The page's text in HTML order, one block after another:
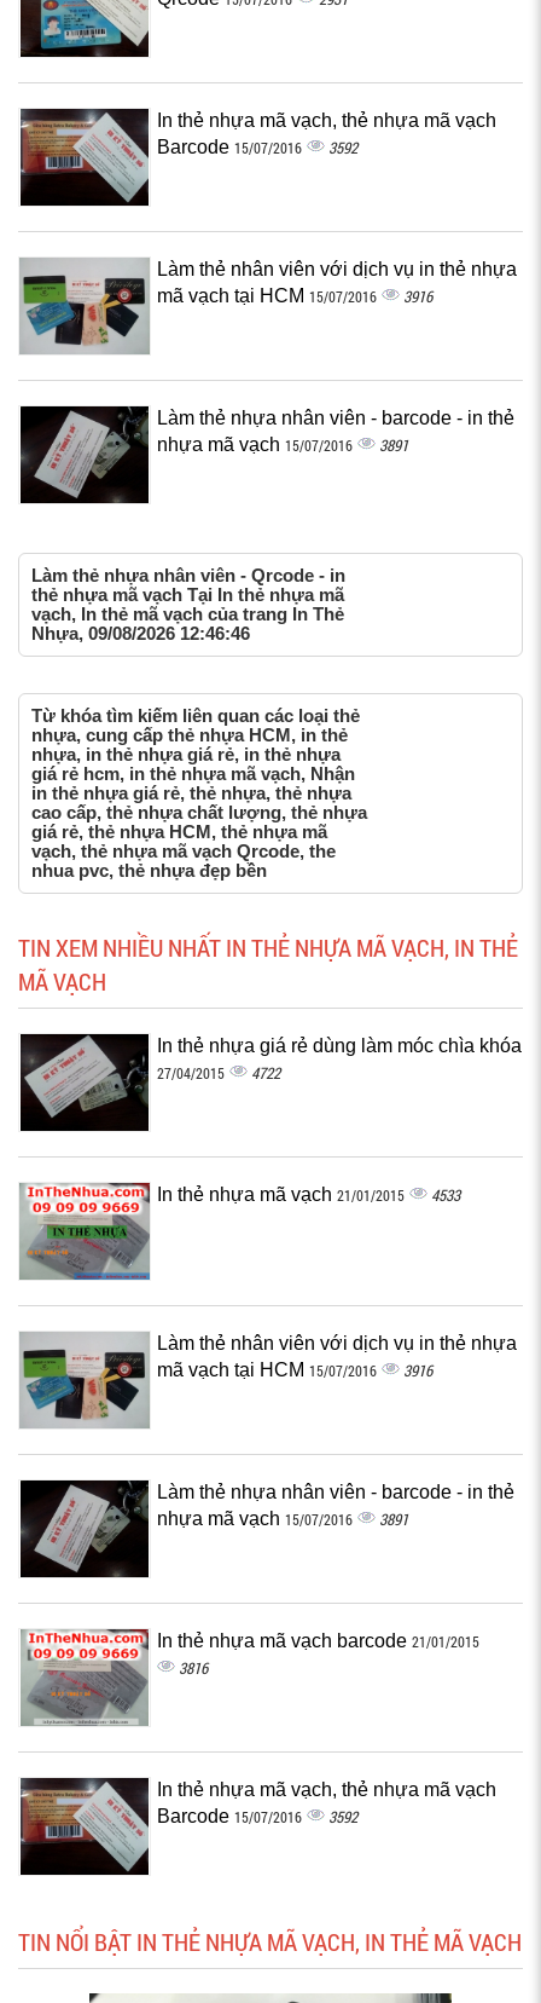
In thẻ nhựa mã vạch, thẻ nhựa mã vạch
Barcode 15/07/2016 3592
Làm thẻ nhân viên với dịch vụ in thẻ nhựa
mã vạch tại HCM 15/07/2016 3916
Làm thẻ nhựa nhân viên - barcode - in thẻ
nhựa mã vạch 15/07/2016 3891
Làm thẻ nhựa nhân viên - Qrcode - in
thẻ nhựa mã vạch Tại In thẻ nhựa mã
vạch, In thẻ mã vạch của trang In Thẻ
Nhựa, 09/08/2026 12:46:46
Từ khóa tìm kiếm liên quan các loại thẻ
nhựa, cung cấp thẻ nhựa HCM, in thẻ
nhựa, in thẻ nhựa giá rẻ, in thẻ nhựa
giá rẻ hcm, in thẻ nhựa mã vạch, Nhận
in thẻ nhựa giá rẻ, thẻ nhựa, thẻ nhựa
cao cấp, thẻ nhựa chất lượng, thẻ nhựa
giá rẻ, thẻ nhựa HCM, thẻ nhựa mã
vạch, thẻ nhựa mã vạch Qrcode, the
nhua pvc, thẻ nhựa đẹp bền
TIN XEM NHIỀU NHẤT IN THẺ NHỰA MÃ VẠCH, IN THẺ
MÃ VẠCH
In thẻ nhựa giá rẻ dùng làm móc chìa khóa
27/04/2015 4722
In thẻ nhựa mã vạch 21/01/2015 4533
Làm thẻ nhân viên với dịch vụ in thẻ nhựa
mã vạch tại HCM 15/07/2016 3916
Làm thẻ nhựa nhân viên - barcode - in thẻ
nhựa mã vạch 15/07/2016 3891
In thẻ nhựa mã vạch barcode 21/01/2015
3816
In thẻ nhựa mã vạch, thẻ nhựa mã vạch
Barcode 15/07/2016 3592
TIN NỔI BẬT IN THẺ NHỰA MÃ VẠCH, IN THẺ MÃ VẠCH